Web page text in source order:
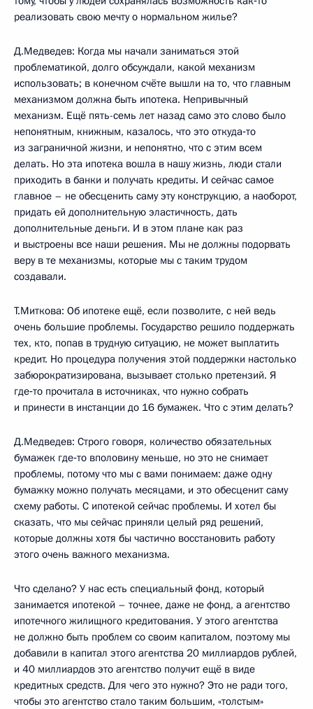
реализовать свою мечту о нормальном жилье?
Д.Медведев: Когда мы начали заниматься этой
проблематикой, долго обсуждали, какой механизм
использовать; в конечном счёте вышли на то, что главным
механизмом должна быть ипотека. Непривычный
механизм. Ещё пять-семь лет назад само это слово было
непонятным, книжным, казалось, что это откуда‑то
из заграничной жизни, и непонятно, что с этим всем
делать. Но эта ипотека вошла в нашу жизнь, люди стали
приходить в банки и получать кредиты. И сейчас самое
главное – не обесценить саму эту конструкцию, а наоборот,
придать ей дополнительную эластичность, дать
дополнительные деньги. И в этом плане как раз
и выстроены все наши решения. Мы не должны подорвать
веру в те механизмы, которые мы с таким трудом
создавали.
Т.Миткова: Об ипотеке ещё, если позволите, с ней ведь
очень большие проблемы. Государство решило поддержать
тех, кто, попав в трудную ситуацию, не может выплатить
кредит. Но процедура получения этой поддержки настолько
забюрократизирована, вызывает столько претензий. Я
где‑то прочитала в источниках, что нужно собрать
и принести в инстанции до 16 бумажек. Что с этим делать?
Д.Медведев: Строго говоря, количество обязательных
бумажек где‑то вполовину меньше, но это не снимает
проблемы, потому что мы с вами понимаем: даже одну
бумажку можно получать месяцами, и это обесценит саму
схему работы. С ипотекой сейчас проблемы. И хотел бы
сказать, что мы сейчас приняли целый ряд решений,
которые должны хотя бы частично восстановить работу
этого очень важного механизма.
Что сделано? У нас есть специальный фонд, который
занимается ипотекой – точнее, даже не фонд, а агентство
ипотечного жилищного кредитования. У этого агентства
не должно быть проблем со своим капиталом, поэтому мы
добавили в капитал этого агентства 20 миллиардов рублей,
и 40 миллиардов это агентство получит ещё в виде
кредитных средств. Для чего это нужно? Это не ради того,
чтобы это агентство стало таким большим, «толстым»